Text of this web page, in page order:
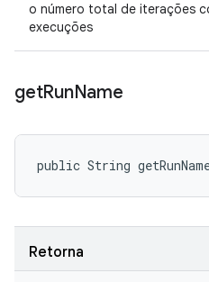
o número total de iterações
execuções
getRunName
public String
Retorna